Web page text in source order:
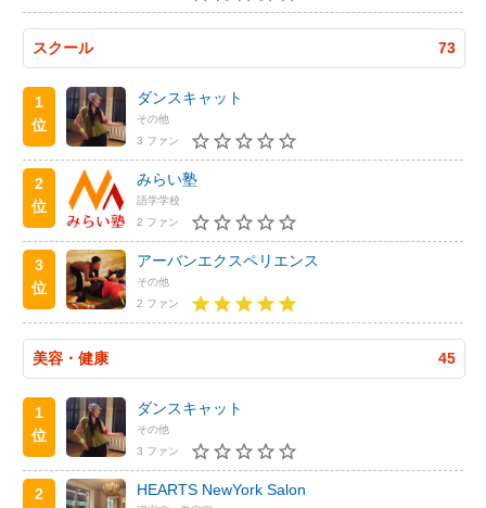
スクール 73
1
位
ダンスキャット
その他
3 ファン
2
位
みらい塾
語学学校
2 ファン
3
位
アーバンエクスペリエンス
その他
2 ファン
美容・健康 45
1
位
ダンスキャット
その他
3 ファン
2
HEARTS NewYork Salon